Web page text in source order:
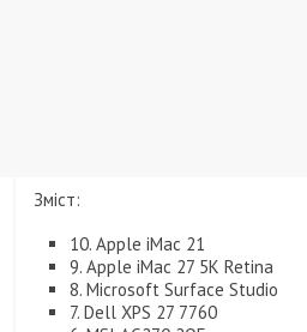
Зміст:
10. Apple iMac 21
9. Apple iMac 27 5K Retina
8. Microsoft Surface Studio
7. Dell XPS 27 7760